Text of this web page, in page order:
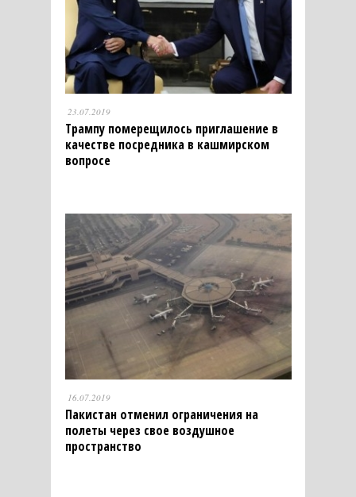
23.07.2019
Трампу померещилось приглашение в
качестве посредника в кашмирском
вопросе
16.07.2019
Пакистан отменил ограничения на
полеты через свое воздушное
пространство